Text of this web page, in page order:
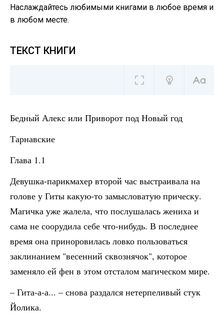
Наслаждайтесь любимыми книгами в любое время и
в любом месте.
ТЕКСТ КНИГИ
Бедный Алекс или Приворот под Новый год
Тарнавские
Глава 1.1
Девушка-парикмахер второй час выстраивала на
голове у Гиты какую-то замысловатую прическу.
Магичка уже жалела, что послушалась жениха и
сама не соорудила себе что-нибудь. В последнее
время она приноровилась ловко пользоваться
заклинанием "весенний сквознячок", которое
заменяло ей фен в этом отсталом магическом мире.
– Гита-а-а... – снова раздался нетерпеливый стук
Йолика.